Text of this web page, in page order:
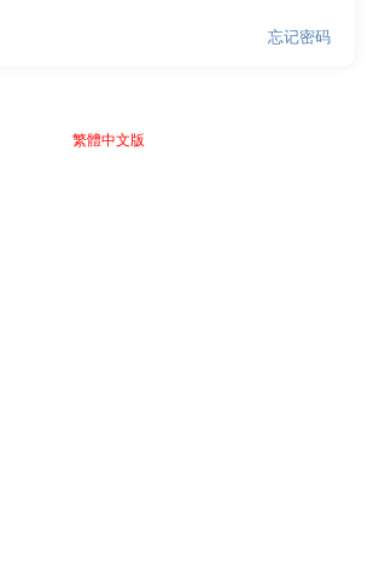
忘记密码
繁體中文版